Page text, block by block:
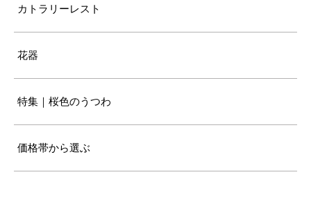
カトラリーレスト
花器
特集｜桜色のうつわ
価格帯から選ぶ